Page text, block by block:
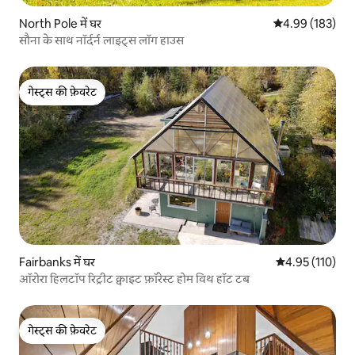
North Pole में घर औसत रेटिंग 5 में से
4.99 (183)
सौना के साथ नॉर्दर्न लाइट्स लॉग हाउस
गेस्ट्स की फ़ेवरेट
गेस्ट्स की फ़ेवरेट
Fairbanks में घर औसत रेटिंग 5 में से
4.95 (110)
ऑरोरा हिलटॉप रिट्रीट क्वाइट फ़ॉरेस्ट होम विथ हॉट टब
गेस्ट्स की फ़ेवरेट
गेस्ट्स की फ़ेवरेट